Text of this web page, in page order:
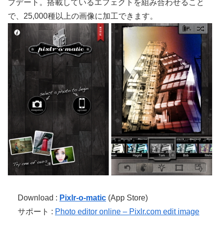
プデート。搭載しているエフェクトを組み合わせること
で、25,000種以上の画像に加工できます。
Download : Pixlr-o-matic (App Store)
サポート : Photo editor online – Pixlr.com edit image